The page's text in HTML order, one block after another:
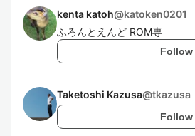
kenta katoh@katoken0201
ふろんとえんど ROM専
Follow
Taketoshi Kazusa@tkazusa
Follow